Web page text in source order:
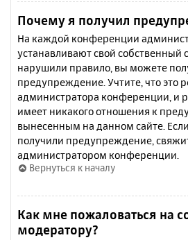
Почему я получил
На каждой конференции
устанавливают свой собственный
нарушили правило, вы можете
предупреждение. Учтите, что это
администратора конференции, и
имеет никакого отношения к
вынесенным на данном сайте.
получили предупреждение,
администратором конференции.
Вернуться к началу
Как мне пожаловаться на
модератору?